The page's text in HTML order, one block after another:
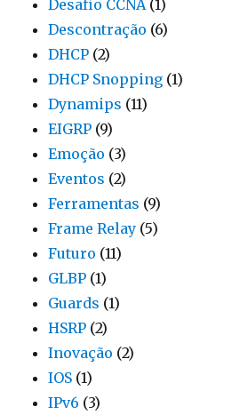
Desafio CCNA(1)
Descontração (6)
DHCP (2)
DHCP Snopping (1)
Dynamips (11)
EIGRP (9)
Emoção (3)
Eventos (2)
Ferramentas (9)
Frame Relay (5)
Futuro (11)
GLBP (1)
Guards (1)
HSRP (2)
Inovação (2)
IOS (1)
IPv6 (3)